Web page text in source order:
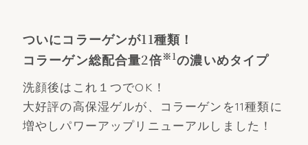
ついにコラーゲンが11種類！
コラーゲン総配合量2倍※1の濃いめタイプ
洗顔後はこれ１つでOK！
大好評の高保湿ゲルが、コラーゲンを11種類に
増やしパワーアップリニューアルしました！